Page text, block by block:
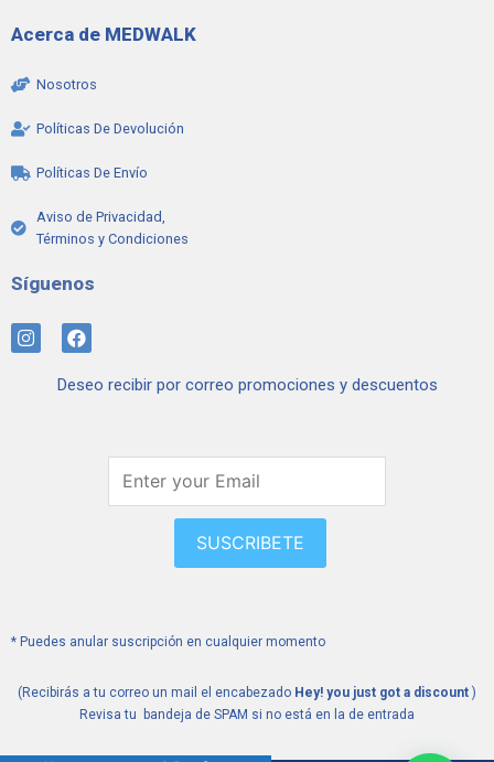
Acerca de MEDWALK
Nosotros
Políticas De Devolución
Políticas De Envío
Aviso de Privacidad,
Términos y Condiciones
Síguenos
I
n
F
a
e
Deseo recibir por correo promociones y descuentos
SUSCRIBETE
* Puedes anular suscripción en cualquier momento
(Recibirás a tu correo un mail el encabezado Hey! you just got a discount )
Revisa tu bandeja de SPAM si no está en la de entrada